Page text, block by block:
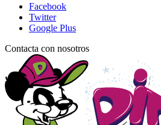
Facebook
Twitter
Google Plus
Contacta con nosotros